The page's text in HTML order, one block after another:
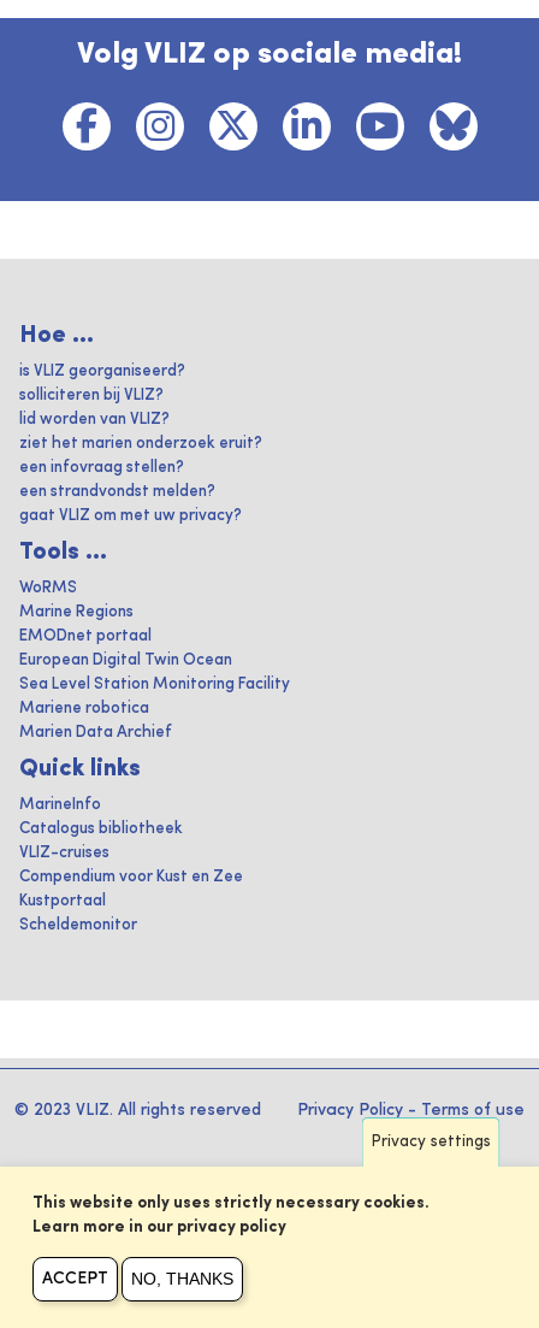
Volg VLIZ op sociale media!
Hoe ...
is VLIZ georganiseerd?
solliciteren bij VLIZ?
lid worden van VLIZ?
ziet het marien onderzoek eruit?
een infovraag stellen?
een strandvondst melden?
gaat VLIZ om met uw privacy?
Tools ...
WoRMS
Marine Regions
EMODnet portaal
European Digital Twin Ocean
Sea Level Station Monitoring Facility
Mariene robotica
Marien Data Archief
Quick links
MarineInfo
Catalogus bibliotheek
VLIZ-cruises
Compendium voor Kust en Zee
Kustportaal
Scheldemonitor
© 2023 VLIZ. All rights reserved Privacy Policy - Terms of use
Privacy settings
This website only uses strictly necessary cookies.
Learn more in our privacy policy
ACCEPT NO, THANKS